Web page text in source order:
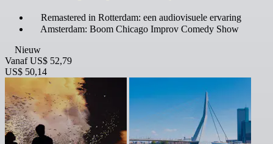
Remastered in Rotterdam: een audiovisuele ervaring
Amsterdam: Boom Chicago Improv Comedy Show
Nieuw
Vanaf US$ 52,79
US$ 50,14